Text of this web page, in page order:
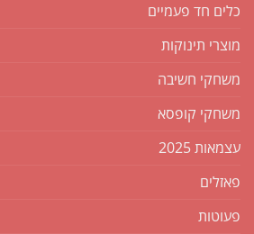
כלים חד פעמיים
מוצרי תינוקות
משחקי חשיבה
משחקי קופסא
עצמאות 2025
פאזלים
פעוטות